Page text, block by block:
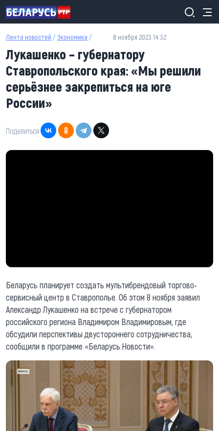
Перейти к основному содержанию
Лента новостей / Экономика / 8 ноября 2023 14:32
Лукашенко – губернатору
Ставропольского края: «Мы решили
серьёзнее закрепиться на юге
России»
Поделиться:
Беларусь планирует создать мультибрендовый торгово-
сервисный центр в Ставрополье. Об этом 8 ноября заявил
Александр Лукашенко на встрече с губернатором
российского региона Владимиром Владимировым, где
обсудили перспективы двустороннего сотрудничества,
сообщили в программе «Беларусь.Новости».